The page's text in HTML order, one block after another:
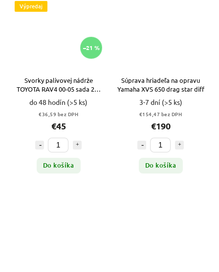
Výpredaj
–21 %
Svorky palivovej nádrže
TOYOTA RAV4 00-05 sada 2ks
VYPR
do 48 hodín (>5 ks)
€36,59 bez DPH
€45
Do košíka
Súprava hriadeľa na opravu
Yamaha XVS 650 drag star diff
3-7 dní (>5 ks)
€154,47 bez DPH
€190
Do košíka